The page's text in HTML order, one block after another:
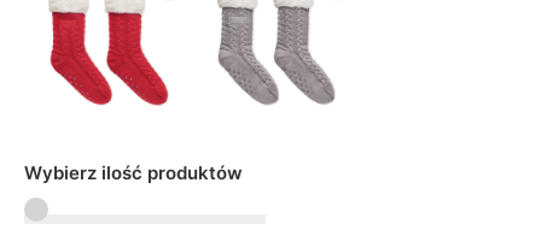
Wybierz ilość produktów